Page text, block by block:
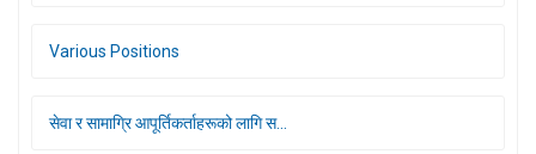
Various Positions
सेवा र सामाग्रि आपूर्तिकर्ताहरूको लागि स...